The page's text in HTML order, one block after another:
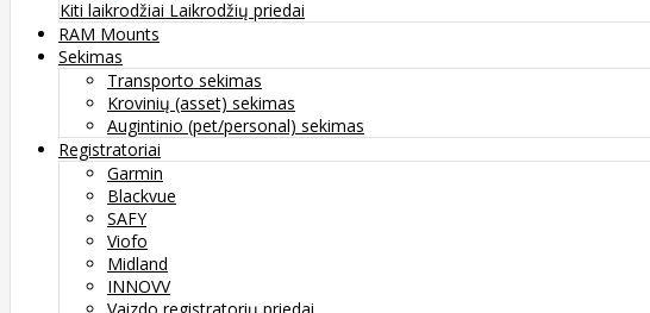
Kiti laikrodžiai Laikrodžių priedai
RAM Mounts
Sekimas
Transporto sekimas
Krovinių (asset) sekimas
Augintinio (pet/personal) sekimas
Registratoriai
Garmin
Blackvue
SAFY
Viofo
Midland
INNOVV
Vaizdo registratorių priedai